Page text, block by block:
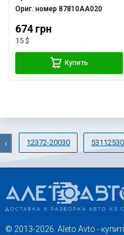
Ориг. номер87810AA020
674 грн
15 $
Купить
12372-20030
‹
© 2013-2026. Aleto Avto -